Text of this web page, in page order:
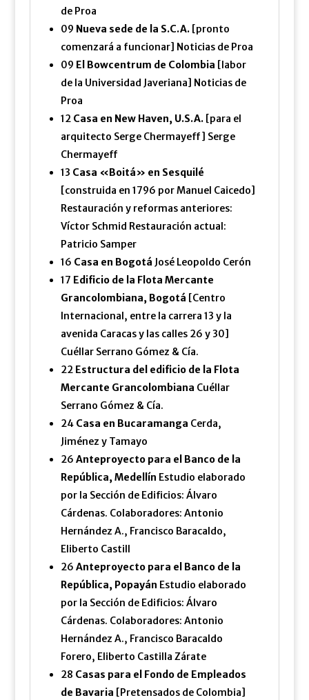
de Proa
09 Nueva sede de la S.C.A.[pronto
comenzará a funcionar] Noticias de Proa
09 El Bowcentrum de Colombia [labor
de la Universidad Javeriana] Noticias de
Proa
12 Casa en New Haven, U.S.A.[para el
arquitecto Serge Chermayeff] Serge
Chermayeff
13 Casa «Boitá» en Sesquilé
[construida en 1796 por Manuel Caicedo]
Restauración y reformas anteriores:
Víctor Schmid Restauración actual:
Patricio Samper
16 Casa en Bogotá José Leopoldo Cerón
17 Edificio de la Flota Mercante
Grancolombiana, Bogotá [Centro
Internacional, entre la carrera 13 y la
avenida Caracas y las calles 26 y 30]
Cuéllar Serrano Gómez & Cía.
22 Estructura del edificio de la Flota
Mercante Grancolombiana Cuéllar
Serrano Gómez & Cía.
24 Casa en Bucaramanga Cerda,
Jiménez y Tamayo
26 Anteproyecto para el Banco de la
República, Medellín Estudio elaborado
por la Sección de Edificios: Álvaro
Cárdenas. Colaboradores: Antonio
Hernández A., Francisco Baracaldo,
Eliberto Castill
26 Anteproyecto para el Banco de la
República, Popayán Estudio elaborado
por la Sección de Edificios: Álvaro
Cárdenas. Colaboradores: Antonio
Hernández A., Francisco Baracaldo
Forero, Eliberto Castilla Zárate
28 Casas para el Fondo de Empleados
de Bavaria [Pretensados de Colombia]